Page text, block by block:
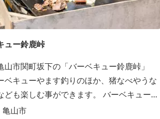
ュー鈴鹿峠
山市関町坂下の「バーベキュー鈴鹿峠」
ベキューやます釣りのほか、猪なべやうな
も楽しむ事ができます。 バーベキュー
から付属品まで全て揃っていますので手ぶ
亀山市